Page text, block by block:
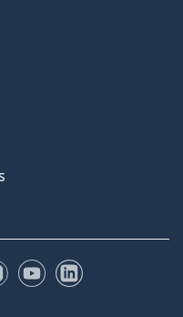
Instagram
YouTubeLinkedIn